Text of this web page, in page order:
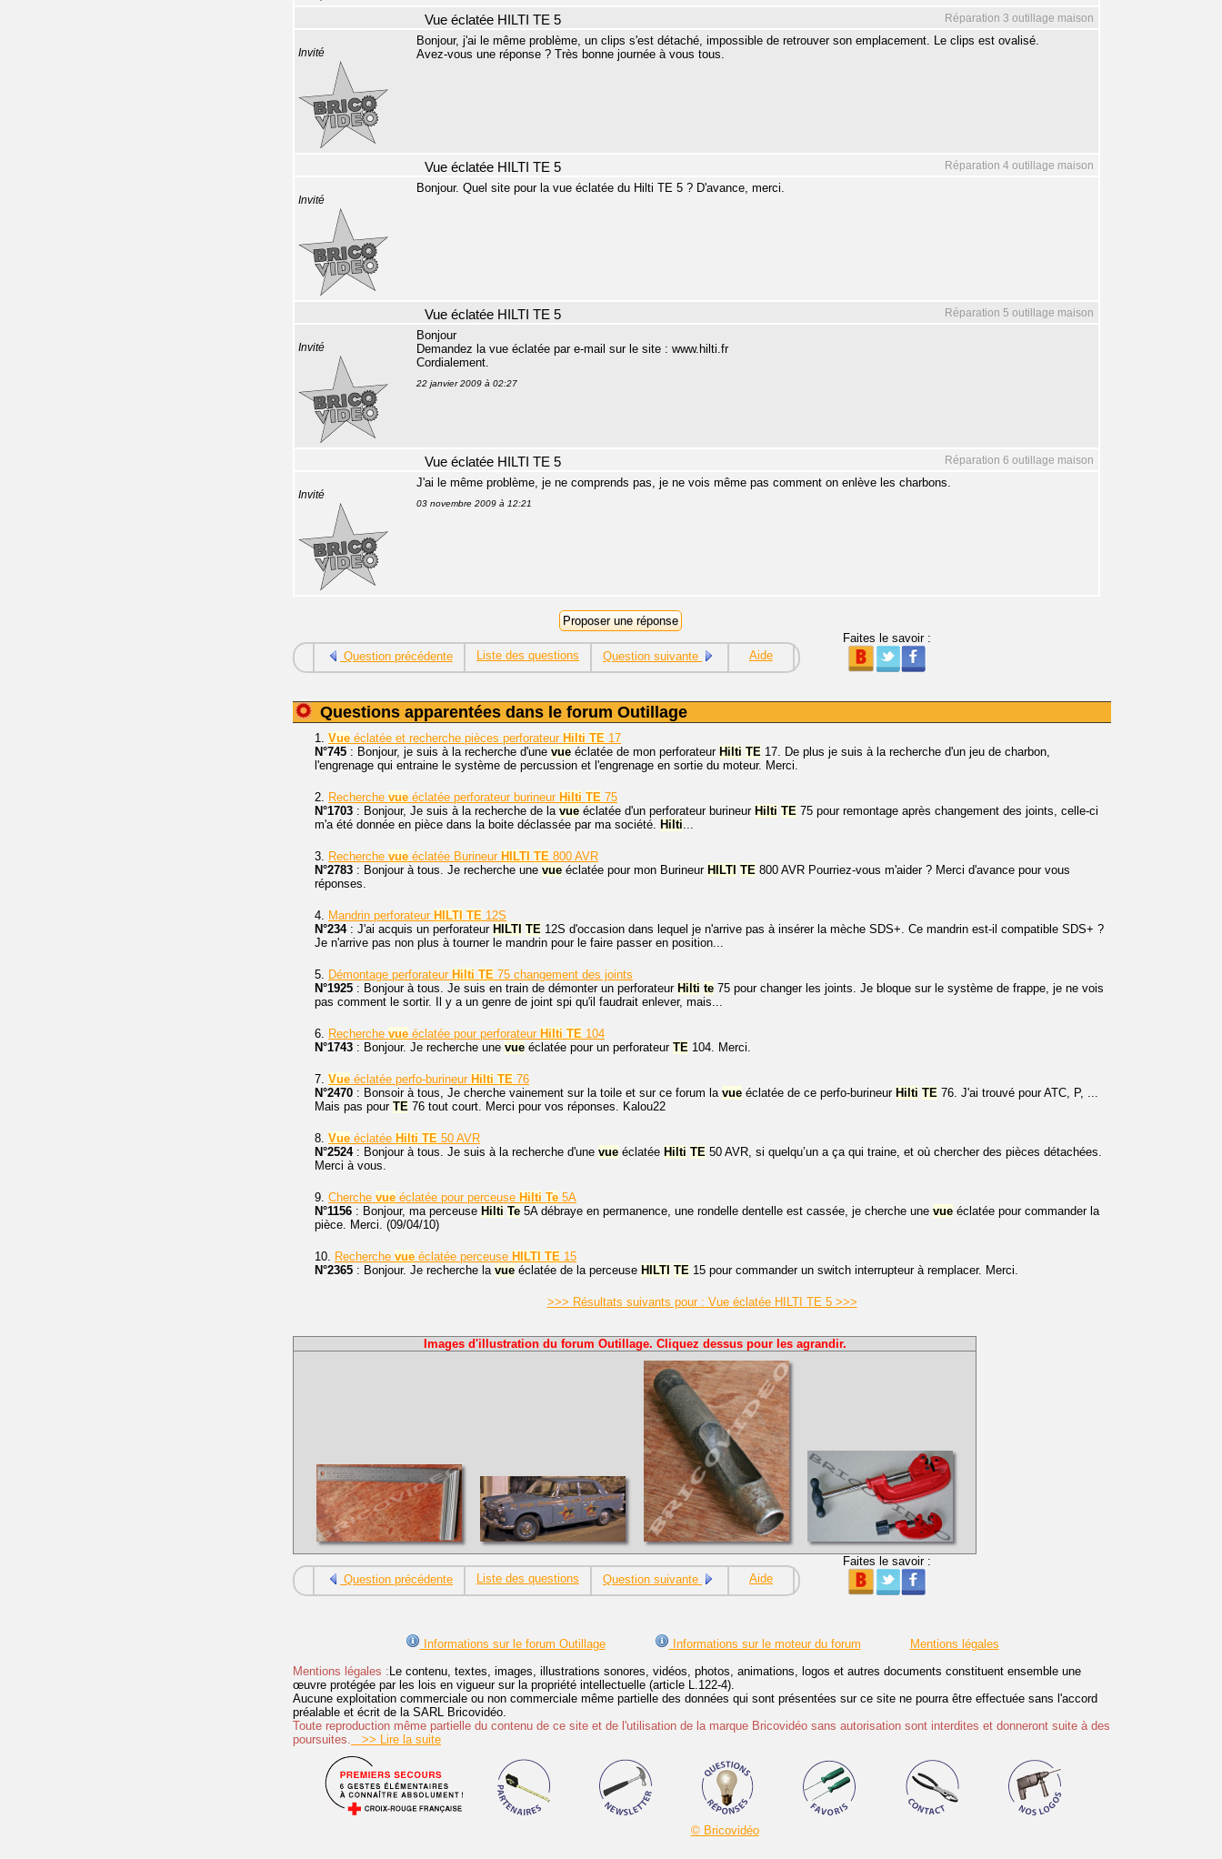
Réparation 3 outillage maison
Vue éclatée HILTI TE 5
Invité
Bonjour, j'ai le même problème, un clips s'est détaché, impossible de retrouver son emplacement. Le clips est ovalisé.
Avez-vous une réponse ? Très bonne journée à vous tous.
Réparation 4 outillage maison
Vue éclatée HILTI TE 5
Invité
Bonjour. Quel site pour la vue éclatée du Hilti TE 5 ? D'avance, merci.
Réparation 5 outillage maison
Vue éclatée HILTI TE 5
Invité
Bonjour
Demandez la vue éclatée par e-mail sur le site : www.hilti.fr
Cordialement.
22 janvier 2009 à 02:27
Réparation 6 outillage maison
Vue éclatée HILTI TE 5
Invité
J'ai le même problème, je ne comprends pas, je ne vois même pas comment on enlève les charbons.
03 novembre 2009 à 12:21
Question précédente Liste des questions Question suivante Aide
Faites le savoir :
Questions apparentées dans le forum Outillage
1. Vue éclatée et recherche pièces perforateur Hilti TE 17
N°745 : Bonjour, je suis à la recherche d'une vue éclatée de mon perforateur Hilti TE 17. De plus je suis à la recherche d'un jeu de charbon,
l'engrenage qui entraine le système de percussion et l'engrenage en sortie du moteur. Merci.
2. Recherche vue éclatée perforateur burineur Hilti TE 75
N°1703 : Bonjour, Je suis à la recherche de la vue éclatée d'un perforateur burineur Hilti TE 75 pour remontage après changement des joints, celle-ci
m'a été donnée en pièce dans la boite déclassée par ma société. Hilti...
3. Recherche vue éclatée Burineur HILTI TE 800 AVR
N°2783 : Bonjour à tous. Je recherche une vue éclatée pour mon Burineur HILTI TE 800 AVR Pourriez-vous m'aider ? Merci d'avance pour vous
réponses.
4. Mandrin perforateur HILTI TE 12S
N°234: J'ai acquis un perforateur HILTI TE 12S d'occasion dans lequel je n'arrive pas à insérer la mèche SDS+. Ce mandrin est-il compatible SDS+ ?
Je n'arrive pas non plus à tourner le mandrin pour le faire passer en position...
5. Démontage perforateur Hilti TE 75 changement des joints
N°1925 : Bonjour à tous. Je suis en train de démonter un perforateur Hilti te 75 pour changer les joints. Je bloque sur le système de frappe, je ne vois
pas comment le sortir. Il y a un genre de joint spi qu'il faudrait enlever, mais...
6. Recherche vue éclatée pour perforateur Hilti TE 104
N°1743 : Bonjour. Je recherche une vue éclatée pour un perforateur TE 104. Merci.
7. Vue éclatée perfo-burineur Hilti TE 76
N°2470 : Bonsoir à tous, Je cherche vainement sur la toile et sur ce forum la vue éclatée de ce perfo-burineur Hilti TE 76. J'ai trouvé pour ATC, P, ...
Mais pas pour TE 76 tout court. Merci pour vos réponses. Kalou22
8. Vue éclatée Hilti TE 50 AVR
N°2524: Bonjour à tous. Je suis à la recherche d'une vue éclatée Hilti TE 50 AVR, si quelqu’un a ça qui traine, et où chercher des pièces détachées.
Merci à vous.
9. Cherche vue éclatée pour perceuse Hilti Te 5A
N°1156 : Bonjour, ma perceuse Hilti Te 5A débraye en permanence, une rondelle dentelle est cassée, je cherche une vue éclatée pour commander la
pièce. Merci. (09/04/10)
10. Recherche vue éclatée perceuse HILTI TE 15
N°2365 : Bonjour. Je recherche la vue éclatée de la perceuse HILTI TE 15 pour commander un switch interrupteur à remplacer. Merci.
>>> Résultats suivants pour : Vue éclatée HILTI TE 5 >>>
Images d'illustration du forum Outillage. Cliquez dessus pour les agrandir.
Question précédente Liste des questions Question suivante Aide
Faites le savoir :
Informations sur le forum Outillage Informations sur le moteur du forum
Mentions légales
Mentions légales : Le contenu, textes, images, illustrations sonores, vidéos, photos, animations, logos et autres documents constituent ensemble une
œuvre protégée par les lois en vigueur sur la propriété intellectuelle (article L.122-4).
Aucune exploitation commerciale ou non commerciale même partielle des données qui sont présentées sur ce site ne pourra être effectuée sans l'accord
préalable et écrit de la SARL Bricovidéo.
Toute reproduction même partielle du contenu de ce site et de l'utilisation de la marque Bricovidéo sans autorisation sont interdites et donneront suite à des
poursuites.
>> Lire la suite
© Bricovidéo